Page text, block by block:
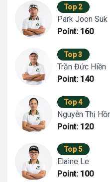
Top 2
Park Joon Suk
Point: 160
Top 3
Trần Đức Hiền
Point: 140
Top 4
Nguyễn Thị
Point: 120
Top 5
Elaine Le
Point: 100